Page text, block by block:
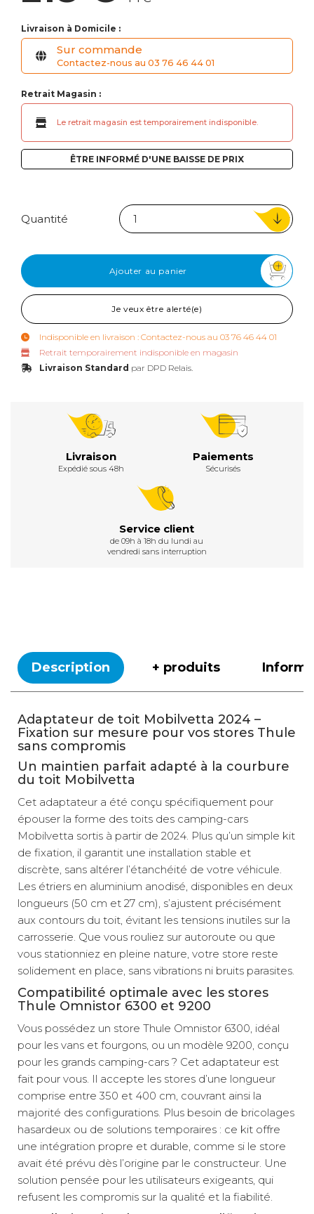
Livraison à Domicile :
Sur commande
Contactez-nous au 03 76 46 44 01
Retrait Magasin :
Le retrait magasin est temporairement indisponible.
ÊTRE INFORMÉ D'UNE BAISSE DE PRIX
Quantité
Ajouter au panier
Je veux être alerté(e)
Indisponible en livraison : Contactez-nous au 03 76 46 44 01
Retrait temporairement indisponible en magasin
Livraison Standard par DPD Relais.
Livraison
Expédié sous 48h
Paiements
Sécurisés
Service client
de 09h à 18h du lundi au
vendredi sans interruption
Description + produits
Adaptateur de toit Mobilvetta 2024 –
Fixation sur mesure pour vos stores Thule
sans compromis
Un maintien parfait adapté à la courbure
du toit Mobilvetta
Cet adaptateur a été conçu spécifiquement pour
épouser la forme des toits des camping-cars
Mobilvetta sortis à partir de 2024. Plus qu’un simple kit
de fixation, il garantit une installation stable et
discrète, sans altérer l’étanchéité de votre véhicule.
Les étriers en aluminium anodisé, disponibles en deux
longueurs (50 cm et 27 cm), s’ajustent précisément
aux contours du toit, évitant les tensions inutiles sur la
carrosserie. Que vous rouliez sur autoroute ou que
vous stationniez en pleine nature, votre store reste
solidement en place, sans vibrations ni bruits parasites.
Compatibilité optimale avec les stores
Thule Omnistor 6300 et 9200
Vous possédez un store Thule Omnistor 6300, idéal
pour les vans et fourgons, ou un modèle 9200, conçu
pour les grands camping-cars ? Cet adaptateur est
fait pour vous. Il accepte les stores d’une longueur
comprise entre 350 et 400 cm, couvrant ainsi la
majorité des configurations. Plus besoin de bricolages
hasardeux ou de solutions temporaires : ce kit offre
une intégration propre et durable, comme si le store
avait été prévu dès l’origine par le constructeur. Une
solution pensée pour les utilisateurs exigeants, qui
refusent les compromis sur la qualité et la fiabilité.